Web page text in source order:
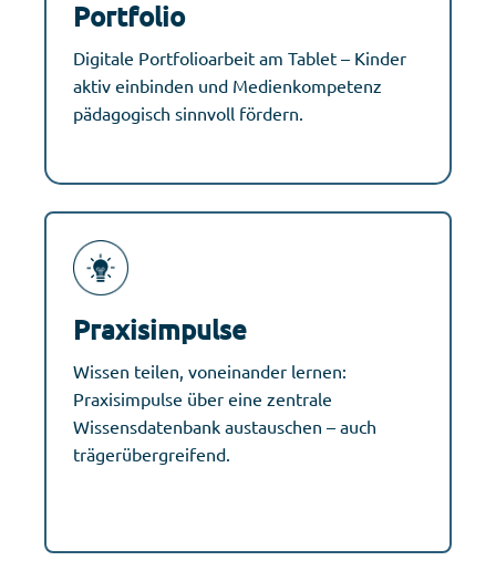
Portfolio
Digitale Portfolioarbeit am Tablet – Kinder
aktiv einbinden und Medienkompetenz
pädagogisch sinnvoll fördern.
Praxisimpulse
Wissen teilen, voneinander lernen:
Praxisimpulse über eine zentrale
Wissensdatenbank austauschen – auch
trägerübergreifend.